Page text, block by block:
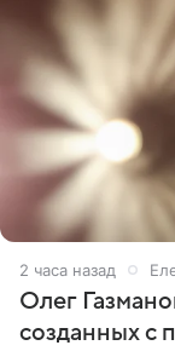
2 часа назад
Олег
созданных